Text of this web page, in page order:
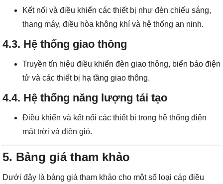
Kết nối và điều khiển các thiết bị như đèn chiếu sáng,
thang máy, điều hòa không khí và hệ thống an ninh.
4.3. Hệ thống giao thông
Truyền tín hiệu điều khiển đèn giao thông, biển báo điện
tử và các thiết bị hạ tầng giao thông.
4.4. Hệ thống năng lượng tái tạo
Điều khiển và kết nối các thiết bị trong hệ thống điện
mặt trời và điện gió.
5. Bảng giá tham khảo
Dưới đây là bảng giá tham khảo cho một số loại cáp điều